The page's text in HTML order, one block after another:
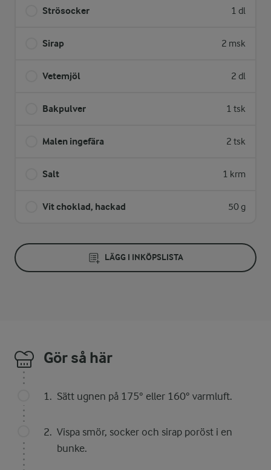
Strösocker 1 dl
Sirap 2 msk
Vetemjöl 2 dl
Bakpulver 1 tsk
Malen ingefära 2 tsk
Salt 1 krm
Vit choklad, hackad 50 g
LÄGG I INKÖPSLISTA
Gör så här
Sätt ugnen på 175° eller 160° varmluft.
Vispa smör, socker och sirap poröst i en
bunke.